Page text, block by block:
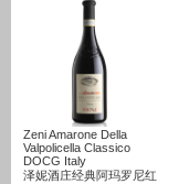
Zeni Amarone Della
Valpolicella Classico
DOCG Italy
泽妮酒庄经典阿玛罗尼红